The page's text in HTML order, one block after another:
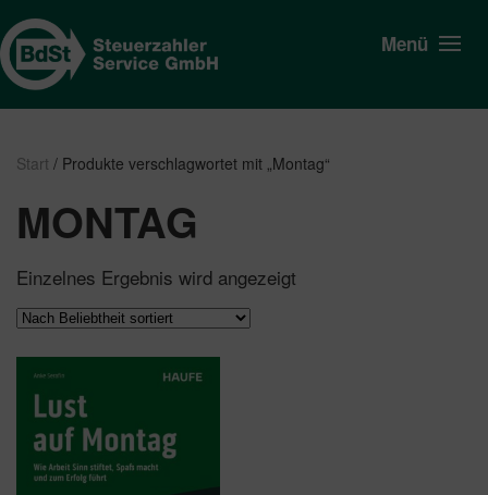
Menü
Start / Produkte verschlagwortet mit „Montag“
MONTAG
Einzelnes Ergebnis wird angezeigt